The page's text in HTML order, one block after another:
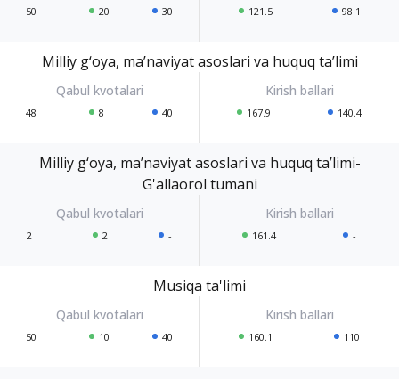
50 20 30 121.5 98.1
Milliy g‘oya, ma’naviyat asoslari va huquq ta’limi
48 8 40 167.9 140.4
Milliy g‘oya, ma’naviyat asoslari va huquq ta’limi-
G'allaorol tumani
2 2 - 161.4 -
Musiqa ta'limi
50 10 40 160.1 110